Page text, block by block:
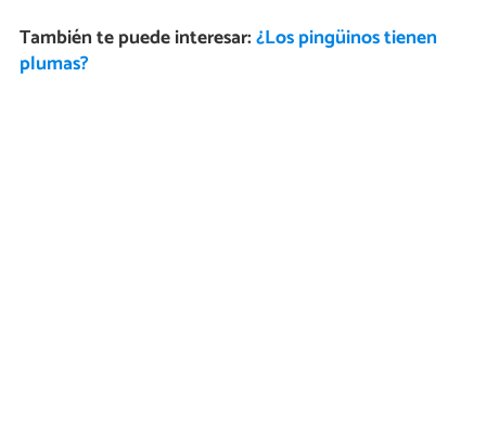
También te puede interesar:¿Los pingüinos tienen
plumas?